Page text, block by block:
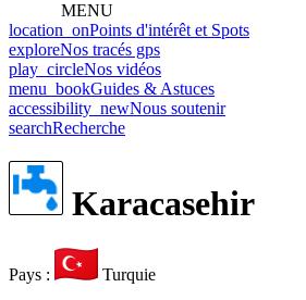
MENU
location_onPoints d'intérêt et Spots
exploreNos tracés gps
play_circleNos vidéos
menu_bookGuides & Astuces
accessibility_newNous soutenir
searchRecherche
Karacasehir
Pays :
Turquie